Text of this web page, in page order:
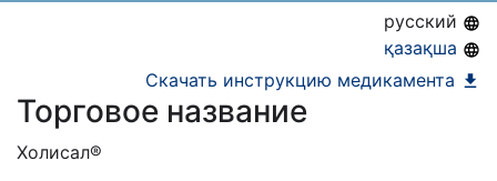
русский
қазақша
Скачать инструкцию медикамента
Торговое название
Холисал®